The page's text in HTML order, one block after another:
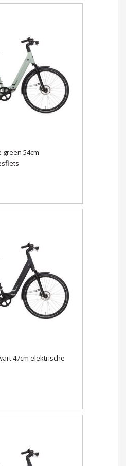
green 54cm
47cm elektrische